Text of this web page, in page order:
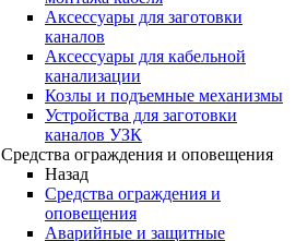
Аксессуары для заготовки
каналов
Аксессуары для кабельной
канализации
Козлы и подъемные механизмы
Устройства для заготовки
каналов УЗК
Средства ограждения и оповещения
Назад
Средства ограждения и
оповещения
Аварийные и защитные